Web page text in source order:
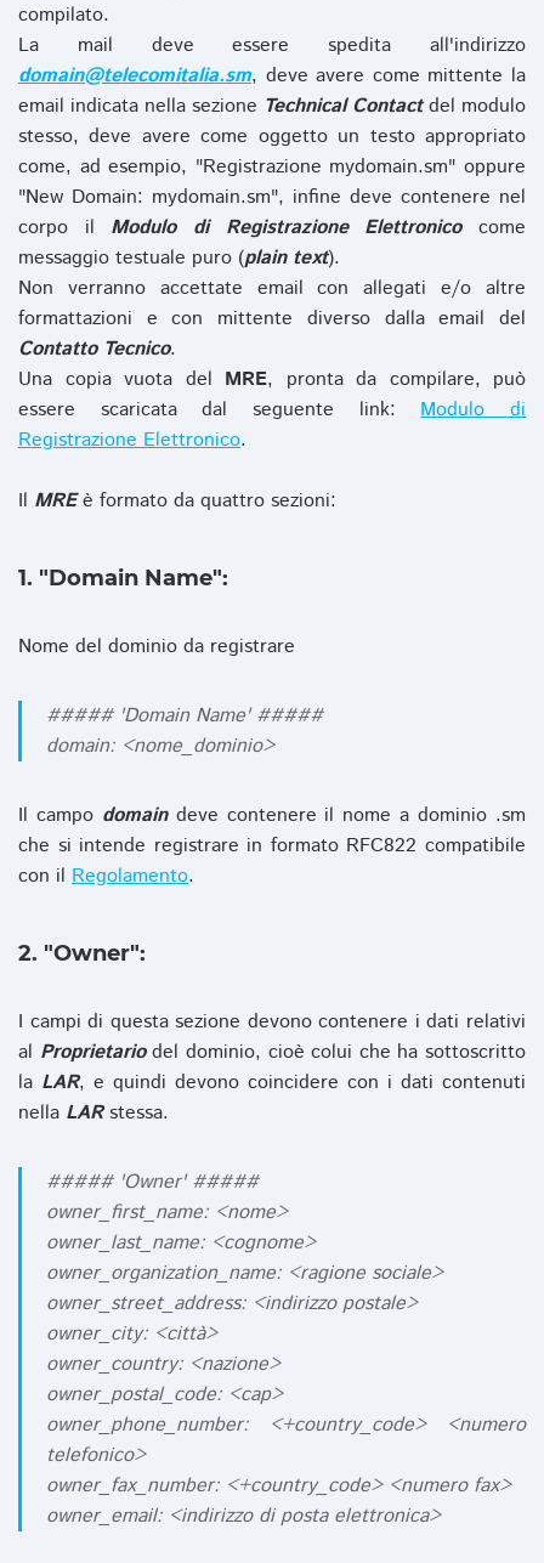
compilato.
La mail deve essere spedita all'indirizzo
domain@telecomitalia.sm, deve avere come mittente la
email indicata nella sezione Technical Contactdel modulo
stesso, deve avere come oggetto un testo appropriato
come, ad esempio, "Registrazione mydomain.sm" oppure
"New Domain: mydomain.sm", infine deve contenere nel
corpo il Modulo di Registrazione Elettronicocome
messaggio testuale puro (plain text).
Non verranno accettate email con allegati e/o altre
formattazioni e con mittente diverso dalla email del
Contatto Tecnico.
Una copia vuota del MRE, pronta da compilare, può
essere scaricata dal seguente link:Modulo di
Registrazione Elettronico.
Il MREè formato da quattro sezioni:
1. "Domain Name":
Nome del dominio da registrare
##### 'Domain Name' #####
domain: <nome_dominio>
Il campo domaindeve contenere il nome a dominio .sm
che si intende registrare in formato RFC822 compatibile
con il Regolamento.
2. "Owner":
I campi di questa sezione devono contenere i dati relativi
al Proprietariodel dominio, cioè colui che ha sottoscritto
la LAR, e quindi devono coincidere con i dati contenuti
nella LARstessa.
##### 'Owner' #####
owner_first_name: <nome>
owner_last_name: <cognome>
owner_organization_name: <ragione sociale>
owner_street_address: <indirizzo postale>
owner_city: <città>
owner_country: <nazione>
owner_postal_code: <cap>
owner_phone_number: <+country_code> <numero
telefonico>
owner_fax_number: <+country_code> <numero fax>
owner_email: <indirizzo di posta elettronica>